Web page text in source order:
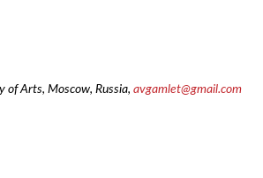
of Arts, Moscow, Russia, avgamlet@gmail.com